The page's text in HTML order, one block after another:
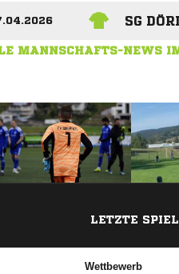
SG
MANNSCHAFTS-NEWS
LETZTE
Wettbewerb